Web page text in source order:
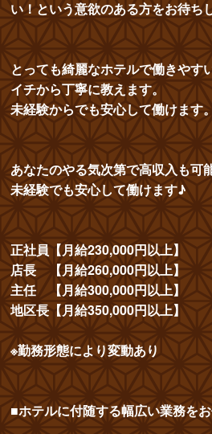
い！という意欲のある方をお待ち
とっても綺麗なホテルで働きやす
イチから丁寧に教えます。
未経験からでも安心して働けます。
あなたのやる気次第で高収入も可
未経験でも安心して働けます♪
正社員【月給230,000円以上】
店長 【月給260,000円以上】
主任 【月給300,000円以上】
地区長【月給350,000円以上】
※勤務形態により変動あり
■ホテルに付随する幅広い業務を